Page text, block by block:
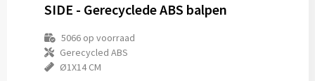
SIDE - Gerecyclede ABS balpen
5066op voorraad
Gerecycled ABS
Ø1X14 CM